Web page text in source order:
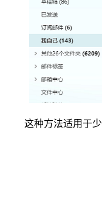
这种方法适用于